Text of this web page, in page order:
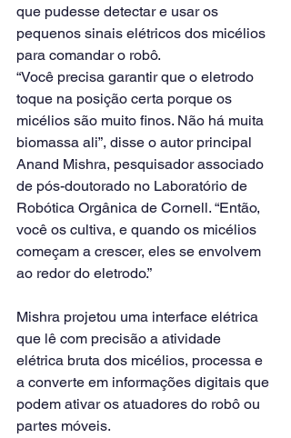
que pudesse detectar e usar os
pequenos sinais elétricos dos micélios
para comandar o robô.
“Você precisa garantir que o eletrodo
toque na posição certa porque os
micélios são muito finos. Não há muita
biomassa ali”, disse o autor principal
Anand Mishra, pesquisador associado
de pós-doutorado no Laboratório de
Robótica Orgânica de Cornell. “Então,
você os cultiva, e quando os micélios
começam a crescer, eles se envolvem
ao redor do eletrodo.”
Mishra projetou uma interface elétrica
que lê com precisão a atividade
elétrica bruta dos micélios, processa e
a converte em informações digitais que
podem ativar os atuadores do robô ou
partes móveis.